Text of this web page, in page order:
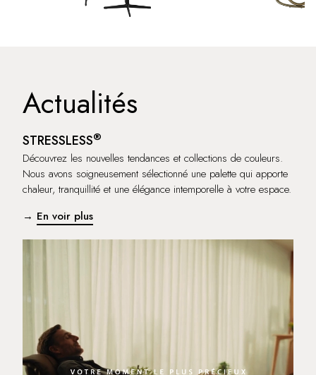
Actualités
STRESSLESS®
Découvrez les nouvelles tendances et collections de couleurs.
Nous avons soigneusement sélectionné une palette qui apporte
chaleur, tranquillité et une élégance intemporelle à votre espace.
→ En voir plus